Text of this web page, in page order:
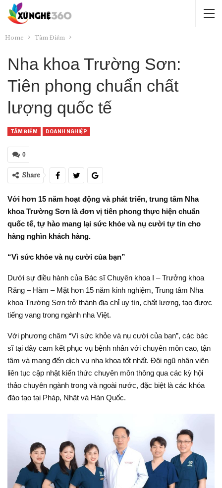
Home Tâm Điểm
Nha khoa Trường Sơn:
Tiên phong chuẩn chất
lượng quốc tế
TÂM ĐIỂM DOANH NGHIỆP
0
Share
Với hơn 15 năm hoạt động và phát triển, trung tâm Nha
khoa Trường Sơn là đơn vị tiên phong thực hiện chuẩn
quốc tế, tự hào mang lại sức khỏe và nụ cười tự tin cho
hàng nghìn khách hàng.
“Vì sức khỏe và nụ cười của bạn”
Dưới sự điều hành của Bác sĩ Chuyên khoa I – Trưởng khoa
Răng – Hàm – Mặt hơn 15 năm kinh nghiệm, Trung tâm Nha
khoa Trường Sơn trở thành địa chỉ uy tín, chất lượng, tạo được
tiếng vang trong ngành nha Việt.
Với phương châm “Vì sức khỏe và nụ cười của bạn”, các bác
sĩ tại đây cam kết phục vụ bệnh nhân với chuyên môn cao, tận
tâm và mang đến dịch vụ nha khoa tốt nhất. Đội ngũ nhân viên
liên tục cập nhật kiến thức chuyên môn thông qua các kỳ hội
thảo chuyên ngành trong và ngoài nước, đặc biệt là các khóa
đào tạo tại Pháp, Nhật và Hàn Quốc.